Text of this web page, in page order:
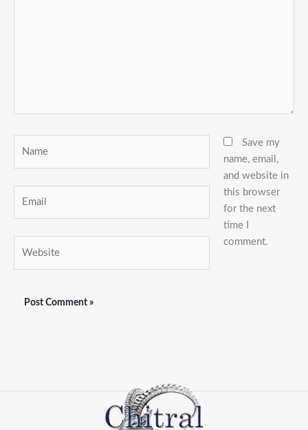
Save my
name, email,
and website in
this browser
for the next
time I
comment.